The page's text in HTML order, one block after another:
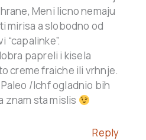
Meni licno nemaju
mirisa a slobodno od
“capalinke”.
papreli i kisela
creme fraiche ili vrhnje.
/lchf ogladnio bih
znam sta mislis
Reply